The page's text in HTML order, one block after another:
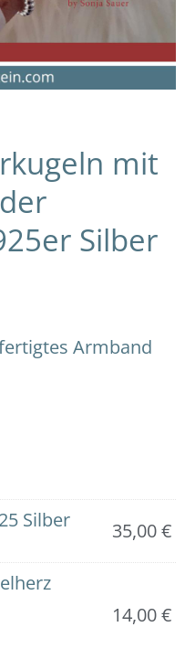
mit
Silber
Armband
Silber
35,00€
14,00€